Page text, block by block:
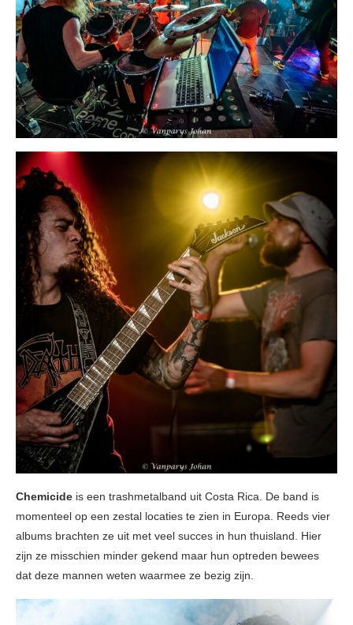
Chemicide is een trashmetalband uit Costa Rica. De band is
momenteel op een zestal locaties te zien in Europa. Reeds vier
albums brachten ze uit met veel succes in hun thuisland. Hier
zijn ze misschien minder gekend maar hun optreden bewees
dat deze mannen weten waarmee ze bezig zijn.